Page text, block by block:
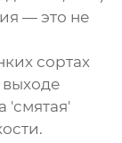
— это не
сортах
'смятая'